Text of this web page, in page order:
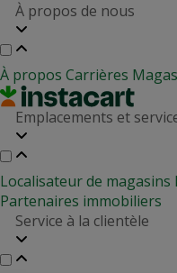
À propos de nous
À propos Carrières
Emplacements et
Localisateur de magasins
Partenaires immobiliers
Service à la clientèle